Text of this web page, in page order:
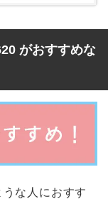
がおすすめな
な人におすす